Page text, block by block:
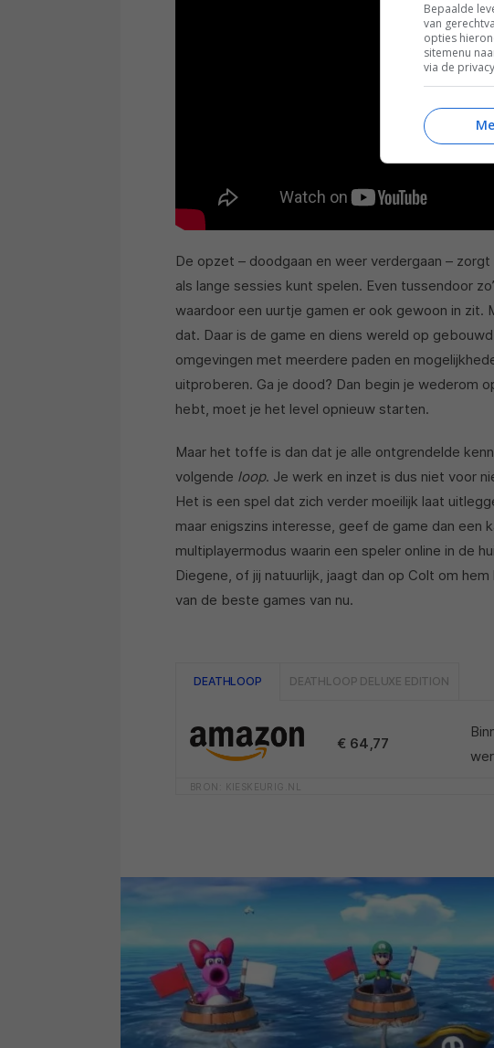
De opzet – doodgaan en weer verdergaan –
als lange sessies kunt spelen. Even tussendoor
waardoor een uurtje gamen er ook gewoon in zit.
dat. Daar is de game en diens wereld op
omgevingen met meerdere paden en
uitproberen. Ga je dood? Dan begin je wederom
hebt, moet je het level opnieuw starten.
Maar het toffe is dan dat je alle ontgrendelde
volgende loop. Je werk en inzet is dus niet voor
Het is een spel dat zich verder moeilijk laat
maar enigszins interesse, geef de game dan een
multiplayermodus waarin een speler online in de
Diegene, of jij natuurlijk, jaagt dan op Colt om
van de beste games van nu.
DEATHLOOP DEATHLOOP DELUXE EDITION
€ 64,77
BRON: KIESKEURIG.NL
Bepaalde
van
opties
sitemenu
via de